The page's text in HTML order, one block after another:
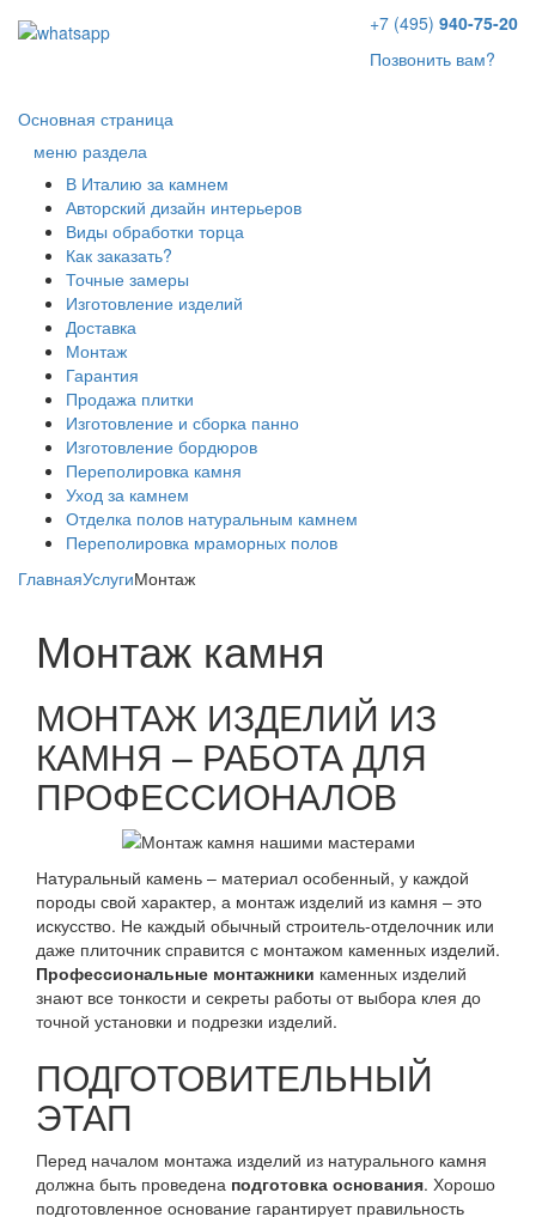
+7 (495) 940-75-20
Позвонить вам?
Основная страница
меню раздела
В Италию за камнем
Авторский дизайн интерьеров
Виды обработки торца
Как заказать?
Точные замеры
Изготовление изделий
Доставка
Монтаж
Гарантия
Продажа плитки
Изготовление и сборка панно
Изготовление бордюров
Переполировка камня
Уход за камнем
Отделка полов натуральным камнем
Переполировка мраморных полов
ГлавнаяУслугиМонтаж
Монтаж камня
МОНТАЖ ИЗДЕЛИЙ ИЗ
КАМНЯ – РАБОТА ДЛЯ
ПРОФЕССИОНАЛОВ
Натуральный камень – материал особенный, у каждой
породы свой характер, а монтаж изделий из камня – это
искусство. Не каждый обычный строитель-отделочник или
даже плиточник справится с монтажом каменных изделий.
Профессиональные монтажники каменных изделий
знают все тонкости и секреты работы от выбора клея до
точной установки и подрезки изделий.
ПОДГОТОВИТЕЛЬНЫЙ
ЭТАП
Перед началом монтажа изделий из натурального камня
должна быть проведена подготовка основания. Хорошо
подготовленное основание гарантирует правильность